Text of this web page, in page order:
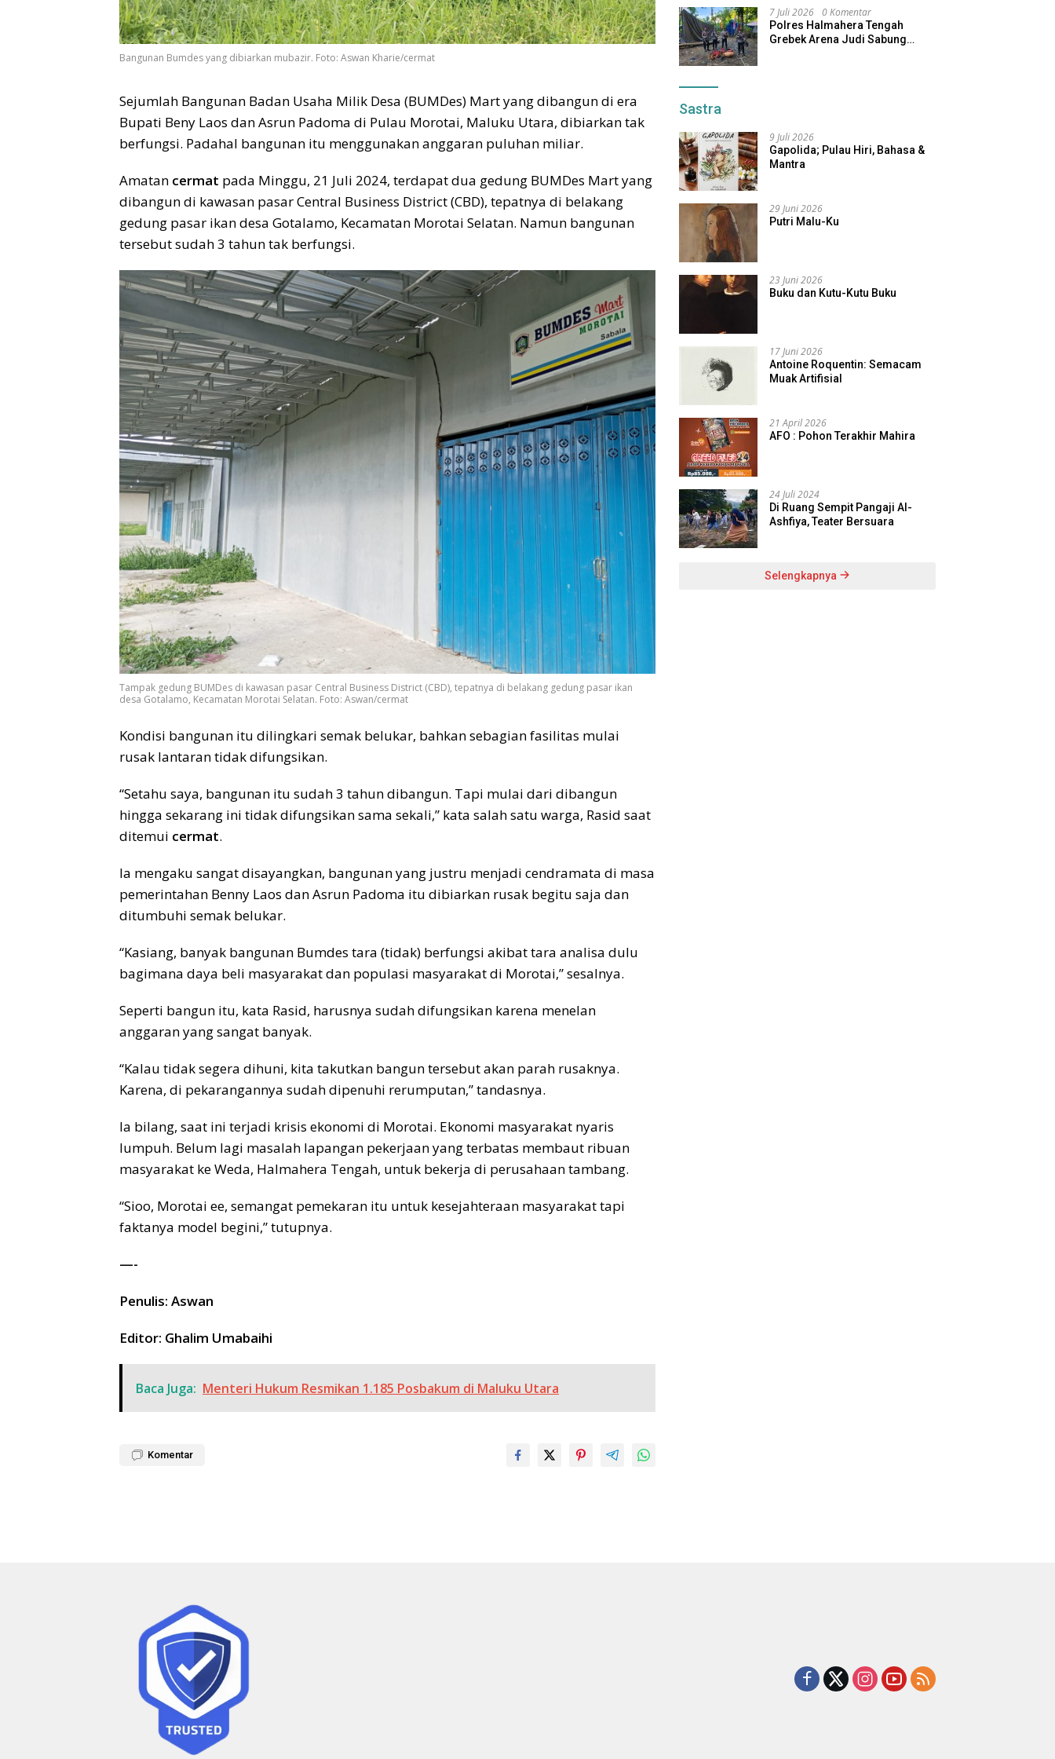
Bangunan Bumdes yang dibiarkan mubazir. Foto: Aswan Kharie/cermat
Sejumlah Bangunan Badan Usaha Milik Desa (BUMDes) Mart yang dibangun di era
Bupati Beny Laos dan Asrun Padoma di Pulau Morotai, Maluku Utara, dibiarkan tak
berfungsi. Padahal bangunan itu menggunakan anggaran puluhan miliar.
Amatan cermat pada Minggu, 21 Juli 2024, terdapat dua gedung BUMDes Mart yang
dibangun di kawasan pasar Central Business District (CBD), tepatnya di belakang
gedung pasar ikan desa Gotalamo, Kecamatan Morotai Selatan. Namun bangunan
tersebut sudah 3 tahun tak berfungsi.
Tampak gedung BUMDes di kawasan pasar Central Business District (CBD), tepatnya di belakang gedung pasar ikan
desa Gotalamo, Kecamatan Morotai Selatan. Foto: Aswan/cermat
Kondisi bangunan itu dilingkari semak belukar, bahkan sebagian fasilitas mulai
rusak lantaran tidak difungsikan.
“Setahu saya, bangunan itu sudah 3 tahun dibangun. Tapi mulai dari dibangun
hingga sekarang ini tidak difungsikan sama sekali,” kata salah satu warga, Rasid saat
ditemui cermat.
Ia mengaku sangat disayangkan, bangunan yang justru menjadi cendramata di masa
pemerintahan Benny Laos dan Asrun Padoma itu dibiarkan rusak begitu saja dan
ditumbuhi semak belukar.
“Kasiang, banyak bangunan Bumdes tara (tidak) berfungsi akibat tara analisa dulu
bagimana daya beli masyarakat dan populasi masyarakat di Morotai,” sesalnya.
Seperti bangun itu, kata Rasid, harusnya sudah difungsikan karena menelan
anggaran yang sangat banyak.
“Kalau tidak segera dihuni, kita takutkan bangun tersebut akan parah rusaknya.
Karena, di pekarangannya sudah dipenuhi rerumputan,” tandasnya.
Ia bilang, saat ini terjadi krisis ekonomi di Morotai. Ekonomi masyarakat nyaris
lumpuh. Belum lagi masalah lapangan pekerjaan yang terbatas membaut ribuan
masyarakat ke Weda, Halmahera Tengah, untuk bekerja di perusahaan tambang.
“Sioo, Morotai ee, semangat pemekaran itu untuk kesejahteraan masyarakat tapi
faktanya model begini,” tutupnya.
—-
Penulis: Aswan
Editor: Ghalim Umabaihi
Baca Juga: Menteri Hukum Resmikan 1.185 Posbakum di Maluku Utara
Komentar
7 Juli 2026 0 Komentar
Polres Halmahera Tengah
Grebek Arena Judi Sabung
Sastra
9 Juli 2026
Gapolida; Pulau Hiri, Bahasa &
Mantra
29 Juni 2026
Putri Malu-Ku
23 Juni 2026
Buku dan Kutu-Kutu Buku
17 Juni 2026
Antoine Roquentin: Semacam
Muak Artifisial
21 April 2026
AFO : Pohon Terakhir Mahira
24 Juli 2024
Di Ruang Sempit Pangaji Al-
Ashfiya, Teater Bersuara
Selengkapnya